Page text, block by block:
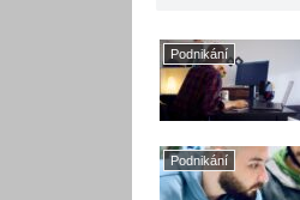
Podnikání
Podnikání